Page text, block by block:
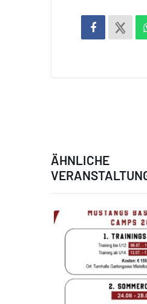
ÄHNLICHE